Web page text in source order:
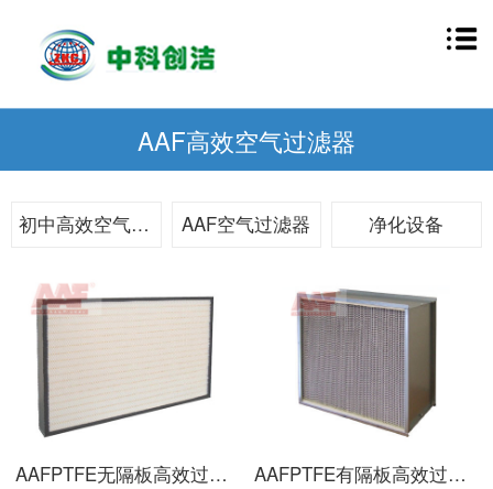
AAF高效空气过滤器
初中高效空气过滤器 AAF空气过滤器 净化设备
AAFPTFE无隔板高效过滤器 AAFPTFE有隔板高效过滤器